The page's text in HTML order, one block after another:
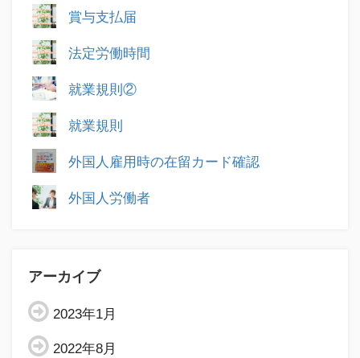
賞与支払届
法定労働時間
就業規則②
就業規則
外国人雇用時の在留カード確認
外国人労働者
アーカイブ
2023年1月
2022年8月